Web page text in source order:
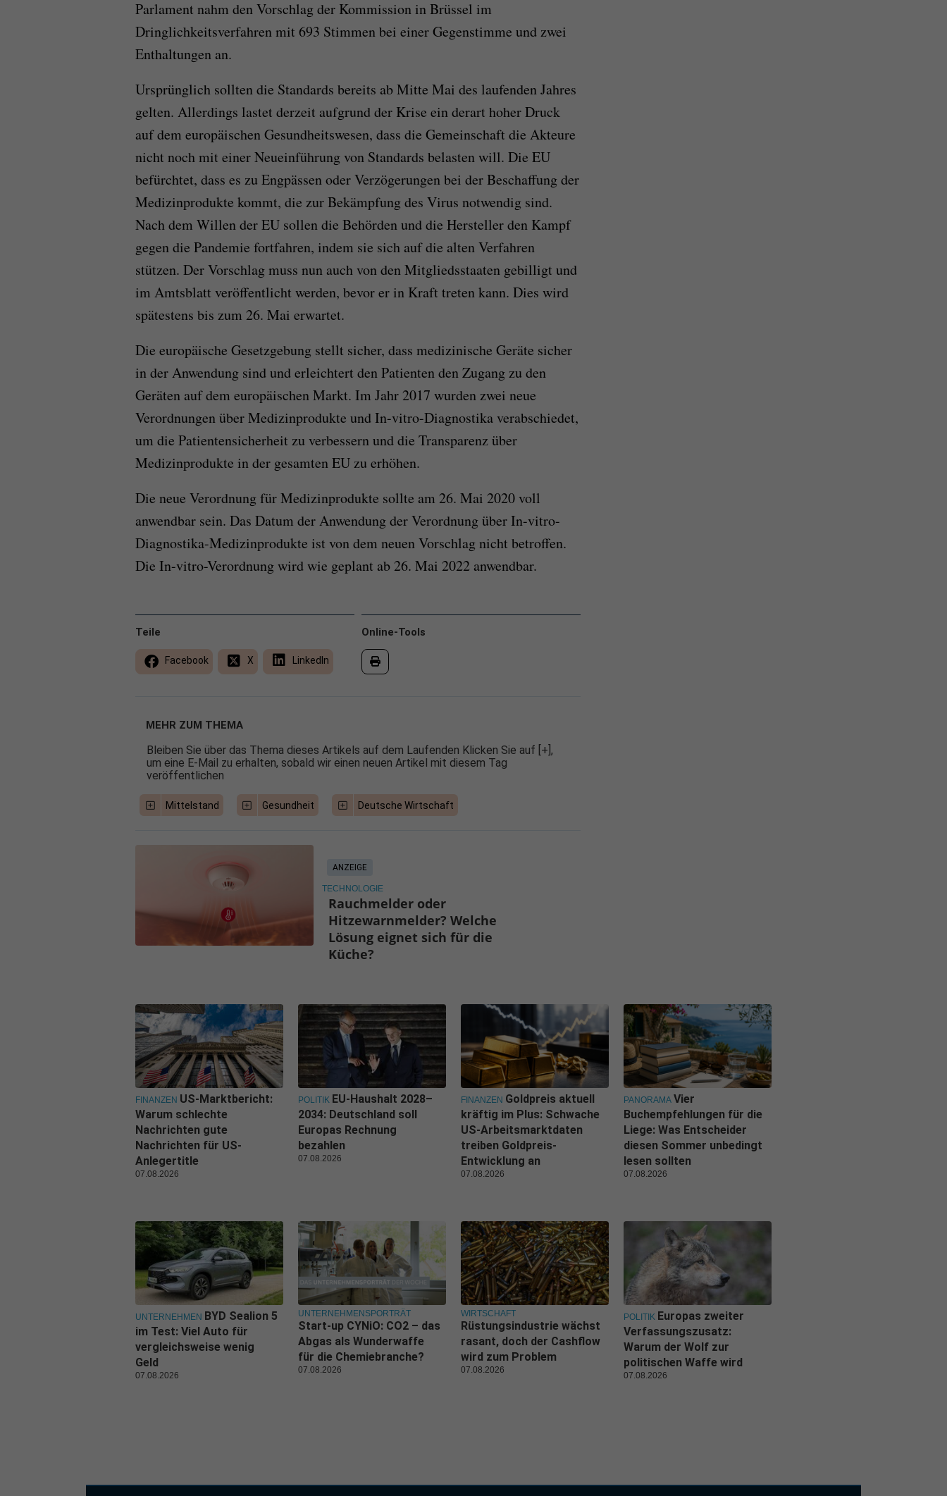
Parlament nahm den Vorschlag der Kommission in Brüssel im
Dringlichkeitsverfahren mit 693 Stimmen bei einer Gegenstimme und zwei
Enthaltungen an.
Ursprünglich sollten die Standards bereits ab Mitte Mai des laufenden Jahres
gelten. Allerdings lastet derzeit aufgrund der Krise ein derart hoher Druck
auf dem europäischen Gesundheitswesen, dass die Gemeinschaft die Akteure
nicht noch mit einer Neueinführung von Standards belasten will. Die EU
befürchtet, dass es zu Engpässen oder Verzögerungen bei der Beschaffung der
Medizinprodukte kommt, die zur Bekämpfung des Virus notwendig sind.
Nach dem Willen der EU sollen die Behörden und die Hersteller den Kampf
gegen die Pandemie fortfahren, indem sie sich auf die alten Verfahren
stützen. Der Vorschlag muss nun auch von den Mitgliedsstaaten gebilligt und
im Amtsblatt veröffentlicht werden, bevor er in Kraft treten kann. Dies wird
spätestens bis zum 26. Mai erwartet.
Die europäische Gesetzgebung stellt sicher, dass medizinische Geräte sicher
in der Anwendung sind und erleichtert den Patienten den Zugang zu den
Geräten auf dem europäischen Markt. Im Jahr 2017 wurden zwei neue
Verordnungen über Medizinprodukte und In-vitro-Diagnostika verabschiedet,
um die Patientensicherheit zu verbessern und die Transparenz über
Medizinprodukte in der gesamten EU zu erhöhen.
Die neue Verordnung für Medizinprodukte sollte am 26. Mai 2020 voll
anwendbar sein. Das Datum der Anwendung der Verordnung über In-vitro-
Diagnostika-Medizinprodukte ist von dem neuen Vorschlag nicht betroffen.
Die In-vitro-Verordnung wird wie geplant ab 26. Mai 2022 anwendbar.
Online-Tools
Teile
Facebook X LinkedIn
MEHR ZUM THEMA
Bleiben Sie über das Thema dieses Artikels auf dem Laufenden Klicken Sie auf [+],
um eine E-Mail zu erhalten, sobald wir einen neuen Artikel mit diesem Tag
veröffentlichen
Mittelstand Gesundheit Deutsche Wirtschaft
ANZEIGE
TECHNOLOGIE
Rauchmelder oder
Hitzewarnmelder? Welche
Lösung eignet sich für die
Küche?
FINANZEN US-Marktbericht:
Warum schlechte
Nachrichten gute
Nachrichten für US-
Anlegertitle
07.08.2026
POLITIK EU-Haushalt 2028–
2034: Deutschland soll
Europas Rechnung
bezahlen
07.08.2026
FINANZEN Goldpreis aktuell
kräftig im Plus: Schwache
US-Arbeitsmarktdaten
treiben Goldpreis-
Entwicklung an
07.08.2026
PANORAMA Vier
Buchempfehlungen für die
Liege: Was Entscheider
diesen Sommer unbedingt
lesen sollten
07.08.2026
UNTERNEHMEN BYD Sealion 5
im Test: Viel Auto für
vergleichsweise wenig
Geld
07.08.2026
UNTERNEHMENSPORTRÄT
Start-up CYNiO: CO2 – das
Abgas als Wunderwaffe
für die Chemiebranche?
07.08.2026
WIRTSCHAFT
Rüstungsindustrie wächst
rasant, doch der Cashflow
wird zum Problem
07.08.2026
POLITIK Europas zweiter
Verfassungszusatz:
Warum der Wolf zur
politischen Waffe wird
07.08.2026